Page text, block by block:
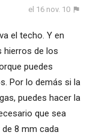
el 16 nov. 10
el techo. Y en
hierros de los
puedes
Por lo demás si la
puedes hacer la
que sea
8 mm cada